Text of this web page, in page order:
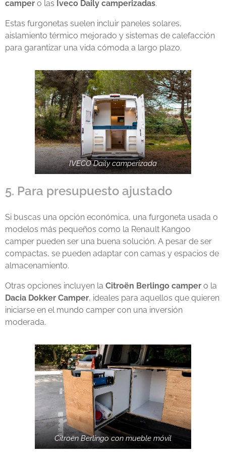
camper o las Iveco Daily camperizadas.
Estas furgonetas suelen incluir paneles solares,
aislamiento térmico mejorado y sistemas de calefacción
para garantizar una vida cómoda a largo plazo.
IVECO Daily camperizada
5. Para presupuesto ajustado
Si buscas una opción económica, una furgoneta usada o
modelos más pequeños como la Renault Kangoo
camper pueden ser una buena solución. A pesar de ser
compactas, se pueden adaptar con camas y espacios de
almacenamiento.
Otras opciones incluyen la Citroën Berlingo camper o la
Dacia Dokker Camper, ideales para aquellos que quieren
iniciarse en el mundo camper con una inversión
moderada.
Citroën Berlingo con mueble móvil